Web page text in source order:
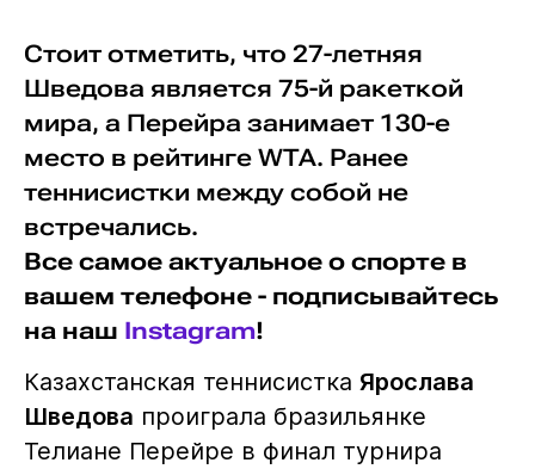
Стоит отметить, что 27-летняя
Шведова является 75-й ракеткой
мира, а Перейра занимает 130-е
место в рейтинге WTA. Ранее
теннисистки между собой не
встречались.
Все самое актуальное о спорте в
вашем телефоне - подписывайтесь
на наш Instagram!
Казахстанская теннисистка Ярослава
Шведова проиграла бразильянке
Телиане Перейре в финал турнира